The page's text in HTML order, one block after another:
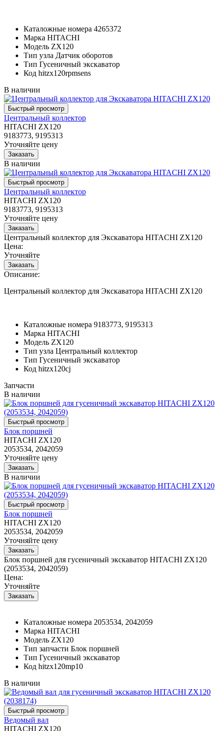
Каталожные номера 4265372
Марка HITACHI
Модель ZX120
Тип узла Датчик оборотов
Тип Гусеничный экскаватор
Код hitzx120rpmsens
В наличии
Центральный коллектор
HITACHI ZX120
9183773, 9195313
Уточняйте цену
В наличии
Центральный коллектор
HITACHI ZX120
9183773, 9195313
Уточняйте цену
Центральный коллектор для Экскаватора HITACHI ZX120
Цена:
Уточняйте
Описание:
Центральный коллектор для Экскаватора HITACHI ZX120
Каталожные номера 9183773, 9195313
Марка HITACHI
Модель ZX120
Тип узла Центральный коллектор
Тип Гусеничный экскаватор
Код hitzx120cj
Запчасти
В наличии
Блок поршней
HITACHI ZX120
2053534, 2042059
Уточняйте цену
В наличии
Блок поршней
HITACHI ZX120
2053534, 2042059
Уточняйте цену
Блок поршней для гусеничный экскаватор HITACHI ZX120
(2053534, 2042059)
Цена:
Уточняйте
Каталожные номера 2053534, 2042059
Марка HITACHI
Модель ZX120
Тип запчасти Блок поршней
Тип Гусеничный экскаватор
Код hitzx120mp10
В наличии
Ведомый вал
HITACHI ZX120